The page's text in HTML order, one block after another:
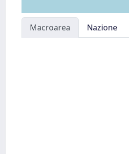
Macroarea Nazione